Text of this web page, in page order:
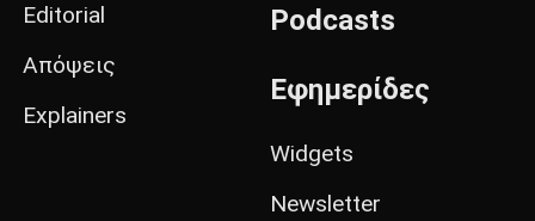
Editorial
Απόψεις
Explainers
Podcasts
Εφημερίδες
Widgets
Newsletter